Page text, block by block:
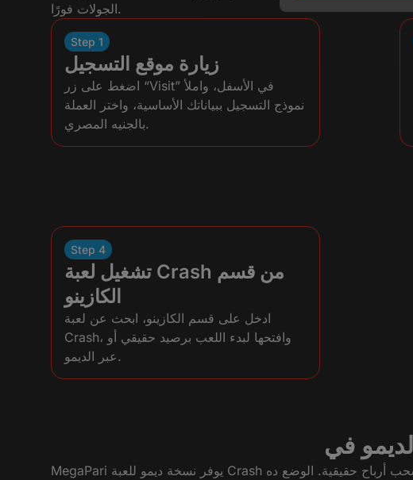
الجولات فورًا.
Step 1
زيارة موقع التسجيل
اضغط على زر “Visit” في الأسفل، واملأ
نموذج التسجيل ببياناتك الأساسية، واختر العملة
بالجنيه المصري.
Step 4
تشغيل لعبة Crash من قسم
الكازينو
ادخل على قسم الكازينو، ابحث عن لعبة
Crash، وافتحها لبدء اللعب برصيد حقيقي أو
عبر الديمو.
MegaPari يوفر نسخة ديمو للعبة Crash تقدر تلعبها مجانًا من غير تسجيل بطاقة أو إيداع. نفس الرسوم والجولات والمضاعفات، لكن برصيد افتراضي بدون سحب أرباح حقيقية. الوضع ده